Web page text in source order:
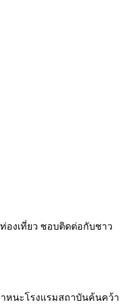
องเที่ยว ชอบติดต่อกับชาว
หนะโรงแรมสถาบันค้นคว้า